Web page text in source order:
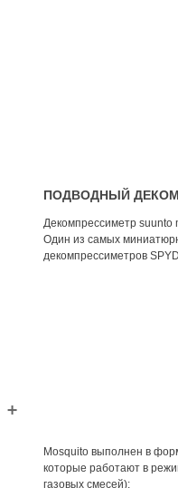
ПОДВОДНЫЙ
Декомпрессиметр
Один из самых
декомпрессиметров
Mosquito выполнен в
которые работают в
газовых смесей):